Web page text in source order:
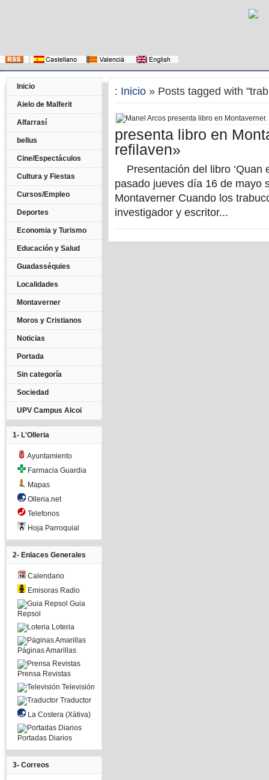
Inicio
Aielo de Malferit
Alfarrasí
bellus
Cine/Espectáculos
Cultura y Fiestas
Cursos/Empleo
Deportes
Economia y Turismo
Educación y Salud
Guadasséquies
Localidades
Montaverner
Moros y Cristianos
Noticias
Portada
Sin categoría
Sociedad
UPV Campus Alcoi
1- L'Olleria
Ayuntamiento
Farmacia Guardia
Mapas
Olleria.net
Telefonos
Hoja Parroquial
2- Enlaces Generales
Calendario
Emisoras Radio
Guia
Repsol
Loteria
Páginas Amarillas
Prensa Revistas
Televisión
Traductor
La Costera (Xàtiva)
Portadas Diarios
3- Correos
: Inicio » Posts tagged with
presenta libro en
refilaven»
Presentación del libro ‘Quan
pasado jueves día 16 de mayo
Montaverner Cuando los
investigador y escritor...